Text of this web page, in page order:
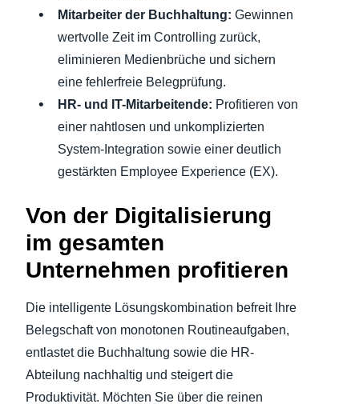
Mitarbeiter der Buchhaltung: Gewinnen
wertvolle Zeit im Controlling zurück,
eliminieren Medienbrüche und sichern
eine fehlerfreie Belegprüfung.
HR- und IT-Mitarbeitende: Profitieren von
einer nahtlosen und unkomplizierten
System-Integration sowie einer deutlich
gestärkten Employee Experience (EX).
Von der Digitalisierung
im gesamten
Unternehmen profitieren
Die intelligente Lösungskombination befreit Ihre
Belegschaft von monotonen Routineaufgaben,
entlastet die Buchhaltung sowie die HR-
Abteilung nachhaltig und steigert die
Produktivität. Möchten Sie über die reinen